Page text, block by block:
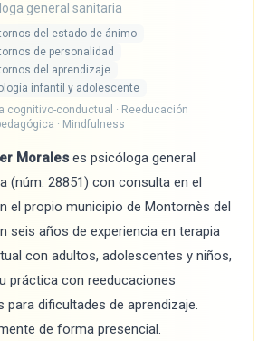
general sanitaria
del estado de ánimo
de personalidad
del aprendizaje
infantil y adolescente
cognitivo-conductual · Reeducación
· Mindfulness
Morales es psicóloga general
(núm. 28851) con consulta en el
el propio municipio de Montornès del
seis años de experiencia en terapia
con adultos, adolescentes y niños,
práctica con reeducaciones
para dificultades de aprendizaje.
de forma presencial.